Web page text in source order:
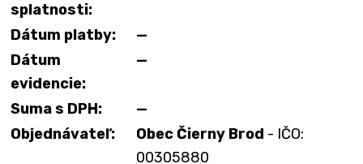
splatnosti:
Dátum platby:
—
Dátum
evidencie:
—
Suma s DPH:
—
Objednávateľ:
Obec Čierny Brod - IČO:
00305880